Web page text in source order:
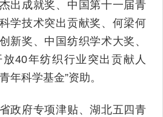
出成就奖、中国第十一届青
学技术突出贡献奖、何梁何
新奖、中国纺织学术大奖、
40年纺织行业突出贡献人
年科学基金”资助。
府专项津贴、湖北五四青